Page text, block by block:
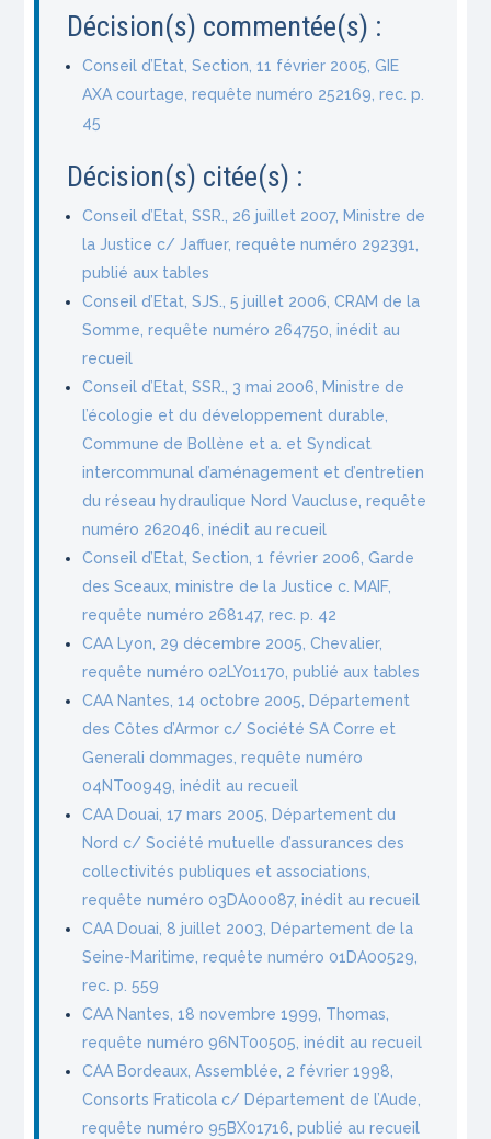
Décision(s) commentée(s) :
Conseil d’Etat, Section, 11 février 2005, GIE
AXA courtage, requête numéro 252169, rec. p.
45
Décision(s) citée(s) :
Conseil d’Etat, SSR., 26 juillet 2007, Ministre de
la Justice c/ Jaffuer, requête numéro 292391,
publié aux tables
Conseil d’Etat, SJS., 5 juillet 2006, CRAM de la
Somme, requête numéro 264750, inédit au
recueil
Conseil d’Etat, SSR., 3 mai 2006, Ministre de
l’écologie et du développement durable,
Commune de Bollène et a. et Syndicat
intercommunal d’aménagement et d’entretien
du réseau hydraulique Nord Vaucluse, requête
numéro 262046, inédit au recueil
Conseil d’Etat, Section, 1 février 2006, Garde
des Sceaux, ministre de la Justice c. MAIF,
requête numéro 268147, rec. p. 42
CAA Lyon, 29 décembre 2005, Chevalier,
requête numéro 02LY01170, publié aux tables
CAA Nantes, 14 octobre 2005, Département
des Côtes d’Armor c/ Société SA Corre et
Generali dommages, requête numéro
04NT00949, inédit au recueil
CAA Douai, 17 mars 2005, Département du
Nord c/ Société mutuelle d’assurances des
collectivités publiques et associations,
requête numéro 03DA00087, inédit au recueil
CAA Douai, 8 juillet 2003, Département de la
Seine-Maritime, requête numéro 01DA00529,
rec. p. 559
CAA Nantes, 18 novembre 1999, Thomas,
requête numéro 96NT00505, inédit au recueil
CAA Bordeaux, Assemblée, 2 février 1998,
Consorts Fraticola c/ Département de l’Aude,
requête numéro 95BX01716, publié au recueil